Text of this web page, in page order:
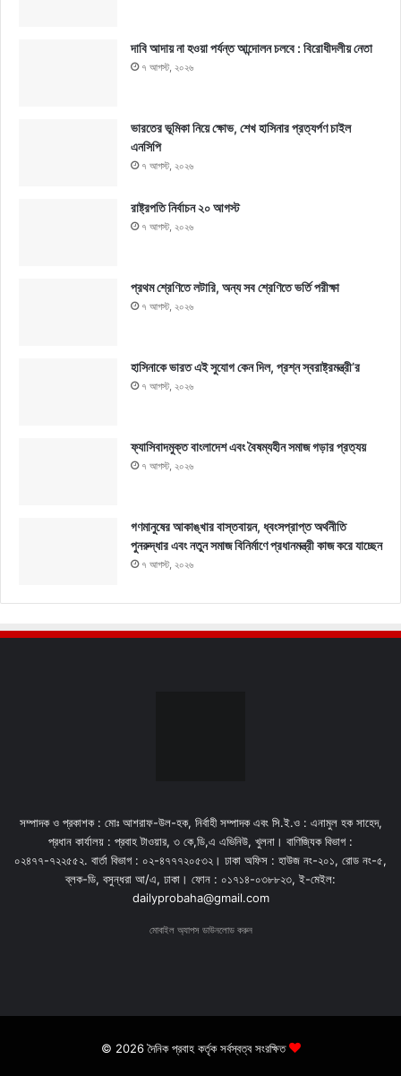
দাবি আদায় না হওয়া পর্যন্ত আন্দোলন চলবে : বিরোধীদলীয় নেতা
৭ আগস্ট, ২০২৬
ভারতের ভূমিকা নিয়ে ক্ষোভ, শেখ হাসিনার প্রত্যর্পণ চাইল
এনসিপি
৭ আগস্ট, ২০২৬
রাষ্ট্রপতি নির্বাচন ২০ আগস্ট
৭ আগস্ট, ২০২৬
প্রথম শ্রেণিতে লটারি, অন্য সব শ্রেণিতে ভর্তি পরীক্ষা
৭ আগস্ট, ২০২৬
হাসিনাকে ভারত এই সুযোগ কেন দিল, প্রশ্ন স্বরাষ্ট্রমন্ত্রী’র
৭ আগস্ট, ২০২৬
ফ্যাসিবাদমুক্ত বাংলাদেশ এবং বৈষম্যহীন সমাজ গড়ার প্রত্যয়
৭ আগস্ট, ২০২৬
গণমানুষের আকাঙ্খার বাস্তবায়ন, ধ্বংসপ্রাপ্ত অর্থনীতি
পুনরুদ্ধার এবং নতুন সমাজ বিনির্মাণে প্রধানমন্ত্রী কাজ করে যাচ্ছেন
৭ আগস্ট, ২০২৬
সম্পাদক ও প্রকাশক : মোঃ আশরাফ-উল-হক, নির্বাহী সম্পাদক এবং সি.ই.ও : এনামুল হক সাহেদ,
প্রধান কার্যালয় : প্রবাহ টাওয়ার, ৩ কে,ডি,এ এভিনিউ, খুলনা। বাণিজ্যিক বিভাগ :
০২৪৭৭-৭২২৫৫২. বার্তা বিভাগ : ০২-৪৭৭৭২০৫৩২। ঢাকা অফিস : হাউজ নং-২০১, রোড নং-৫,
ব্লক-ডি, বসুন্ধরা আ/এ, ঢাকা। ফোন : ০১৭১৪-০৩৮৮২৩, ই-মেইল:
dailyprobaha@gmail.com
মোবাইল অ্যাপস ডাউনলোড করুন
© 2026 দৈনিক প্রবাহ কর্তৃক সর্বস্বত্ব সংরক্ষিত